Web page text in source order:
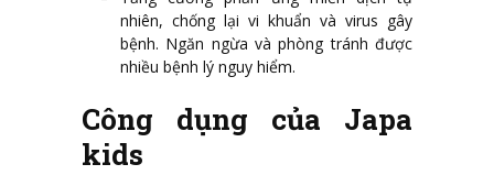
nhiên, chống lại vi khuẩn và virus gây
bệnh. Ngăn ngừa và phòng tránh được
nhiều bệnh lý nguy hiểm.
Công dụng của Japa
kids